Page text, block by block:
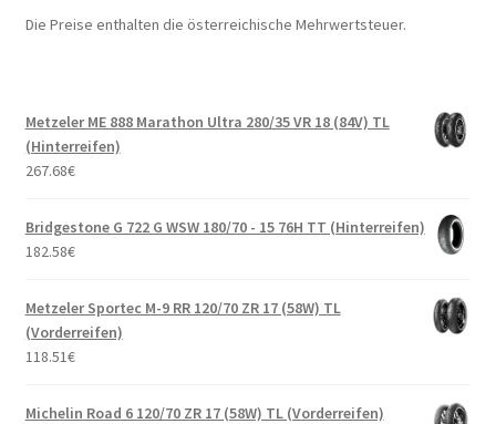
Die Preise enthalten die österreichische Mehrwertsteuer.
Metzeler ME 888 Marathon Ultra 280/35 VR 18 (84V) TL
(Hinterreifen)
267.68€
Bridgestone G 722 G WSW 180/70 - 15 76H TT (Hinterreifen)
182.58€
Metzeler Sportec M-9 RR 120/70 ZR 17 (58W) TL
(Vorderreifen)
118.51€
Michelin Road 6 120/70 ZR 17 (58W) TL (Vorderreifen)